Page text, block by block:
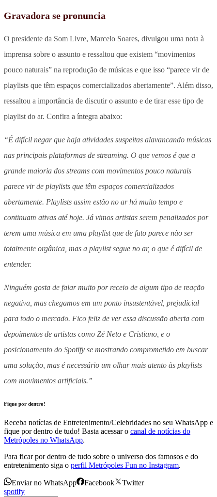
Gravadora se pronuncia
O presidente da Som Livre, Marcelo Soares, divulgou uma nota à
imprensa sobre o assunto e ressaltou que existem “movimentos
pouco naturais” na reprodução de músicas e que isso “parece vir de
playlists que têm espaços comercializados abertamente”. Além disso,
ressaltou a importância de discutir o assunto e de tirar esse tipo de
playlist do ar. Confira a íntegra abaixo:
“É difícil negar que haja atividades suspeitas alavancando músicas
nas principais plataformas de streaming. O que vemos é que a
grande maioria dos streams com movimentos pouco naturais
parece vir de playlists que têm espaços comercializados
abertamente. Playlists assim estão no ar há muito tempo e
continuam ativas até hoje. Já vimos artistas serem penalizados por
terem uma música em uma playlist que de fato parece não ser
totalmente orgânica, mas a playlist segue no ar, o que é difícil de
entender.
Ninguém gosta de falar muito por receio de algum tipo de reação
negativa, mas chegamos em um ponto insustentável, prejudicial
para todo o mercado. Fico feliz de ver essa discussão aberta com
depoimentos de artistas como Zé Neto e Cristiano, e o
posicionamento do Spotify se mostrando comprometido em buscar
uma solução, mas é necessário um olhar mais atento às playlists
com movimentos artificiais.”
Fique por dentro!
Receba notícias de Entretenimento/Celebridades no seu WhatsApp e
fique por dentro de tudo! Basta acessar o canal de notícias do
Metrópoles no WhatsApp.
Para ficar por dentro de tudo sobre o universo dos famosos e do
entretenimento siga o perfil Metrópoles Fun no Instagram.
Enviar no WhatsApp Facebook
Twitter
spotify